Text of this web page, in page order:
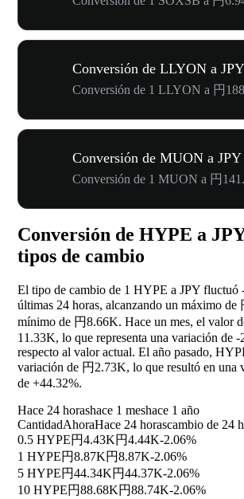
Conversión de LLYON a JPY
Conversión de 1 LLYON a 円
Conversión de MUON a JPY
Conversión de 1 MUON a 円
Conversión de HYPE a
tipos de cambio
El tipo de cambio de 1 HYPE a JPY fluctuó
últimas 24 horas, alcanzando un máximo de
mínimo de 円8.66K. Hace un mes, el valor
11.33K, lo que representa una variación de -
respecto al valor actual. El año pasado,
variación de 円2.73K, lo que resultó en una
de +44.32%.
Hace 24 horashace 1 meshace 1 año
CantidadAhoraHace 24 horascambio de 24
0.5 HYPE円4.43K円4.44K-2.06%
1 HYPE円8.87K円8.87K-2.06%
5 HYPE円44.34K円44.37K-2.06%
10 HYPE円88.68K円88.74K-2.06%